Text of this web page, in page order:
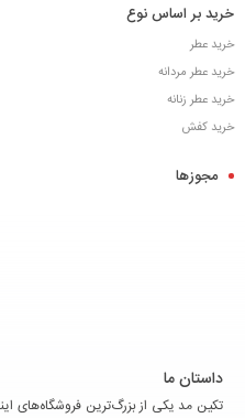
خرید بر اساس نوع
خرید عطر
خرید عطر مردانه
خرید عطر زنانه
خرید کفش
مجوزها
داستان ما